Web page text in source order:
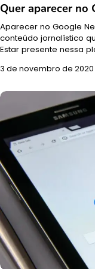
Quer aparecer no
Aparecer no Google
conteúdo jornalístico
Estar presente nessa
3 de novembro de 2020